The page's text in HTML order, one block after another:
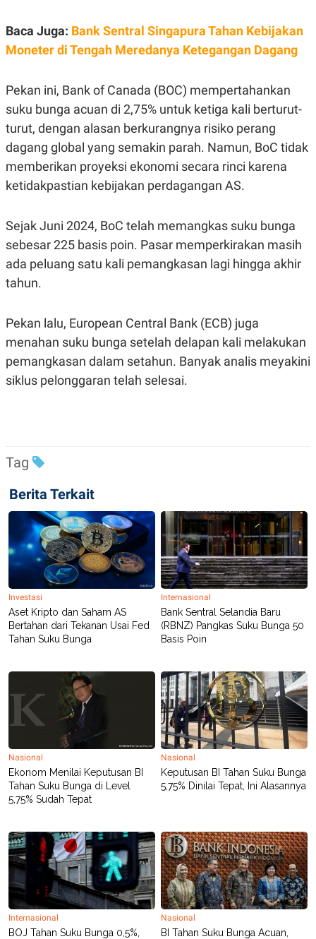
T
D
A
E
S
K
N
T
A
N
V
L
P
S
U
S
K
O
N
A
C
A
D
M
Y
P
R
E
S
L
E
A
E
.
I
G
A
T
A
K
R
J
E
E
N
P
P
E
R
D
E
R
T
I
G
G
E
D
I
A
.
I
SITEMAPPROFILE TERM
OF
USE
PEDOMAN
PEMBERITAAN
SIBER
Baca Juga: Bank Sentral Singapura Tahan Kebijakan
Moneter di Tengah Meredanya Ketegangan Dagang
Pekan ini, Bank of Canada (BOC) mempertahankan
suku bunga acuan di 2,75% untuk ketiga kali berturut-
turut, dengan alasan berkurangnya risiko perang
dagang global yang semakin parah. Namun, BoC tidak
memberikan proyeksi ekonomi secara rinci karena
ketidakpastian kebijakan perdagangan AS.
Sejak Juni 2024, BoC telah memangkas suku bunga
sebesar 225 basis poin. Pasar memperkirakan masih
ada peluang satu kali pemangkasan lagi hingga akhir
tahun.
Pekan lalu, European Central Bank (ECB) juga
menahan suku bunga setelah delapan kali melakukan
pemangkasan dalam setahun. Banyak analis meyakini
siklus pelonggaran telah selesai.
Tag
Berita Terkait
Investasi
Aset Kripto dan Saham AS
Bertahan dari Tekanan Usai Fed
Tahan Suku Bunga
Internasional
Bank Sentral Selandia Baru
(RBNZ) Pangkas Suku Bunga 50
Basis Poin
Nasional
Ekonom Menilai Keputusan BI
Tahan Suku Bunga di Level
5,75% Sudah Tepat
Nasional
Keputusan BI Tahan Suku Bunga
5,75% Dinilai Tepat, Ini Alasannya
Internasional
BOJ Tahan Suku Bunga 0,5%,
Nasional
BI Tahan Suku Bunga Acuan,